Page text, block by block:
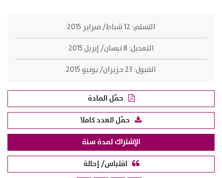
التسلم:
التعديل:
القبول:
حمّل المادة
حمّل العدد كاملا
الإشتراك لمدة سنة
اقتباس/ إحالة